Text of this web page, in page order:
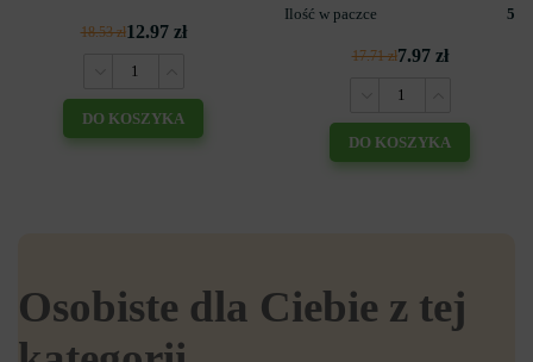
18.53 zł12.97 zł
DO KOSZYKA
Ilość w paczce
5
17.71 zł7.97 zł
DO KOSZYKA
Osobiste dla Ciebie z tej